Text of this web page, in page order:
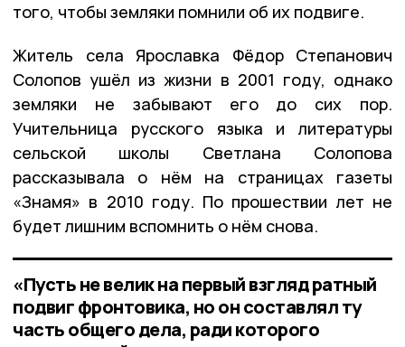
того, чтобы земляки помнили об их подвиге.
Житель села Ярославка Фёдор Степанович
Солопов ушёл из жизни в 2001 году, однако
земляки не забывают его до сих пор.
Учительница русского языка и литературы
сельской школы Светлана Солопова
рассказывала о нём на страницах газеты
«Знамя» в 2010 году. По прошествии лет не
будет лишним вспомнить о нём снова.
«Пусть не велик на первый взгляд ратный
подвиг фронтовика, но он составлял ту
часть общего дела, ради которого